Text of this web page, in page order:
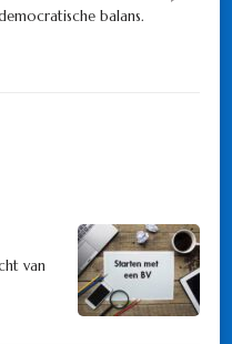
balans.
van